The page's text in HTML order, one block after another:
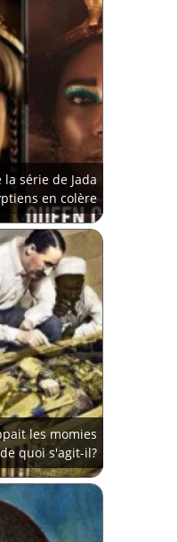
série de Jada
en colère
les momies
quoi s'agit-il?